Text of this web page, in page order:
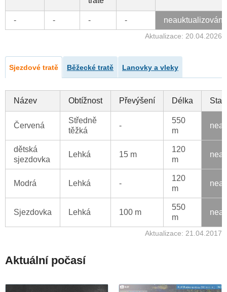
- - - - neauktualizováno
Aktualizace: 20.04.2026
Sjezdové tratě Běžecké tratě Lanovky a vleky
Název Obtížnost Převýšení Délka Stav
Červená
Středně
těžká
-
550
m
dětská
sjezdovka
Lehká 15 m
120
m
Modrá Lehká -
120
m
Sjezdovka Lehká 100 m
550
m
Aktualizace: 21.04.2017
Aktuální počasí